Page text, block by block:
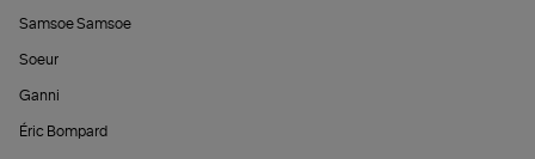
Samsoe Samsoe
Soeur
Ganni
Éric Bompard